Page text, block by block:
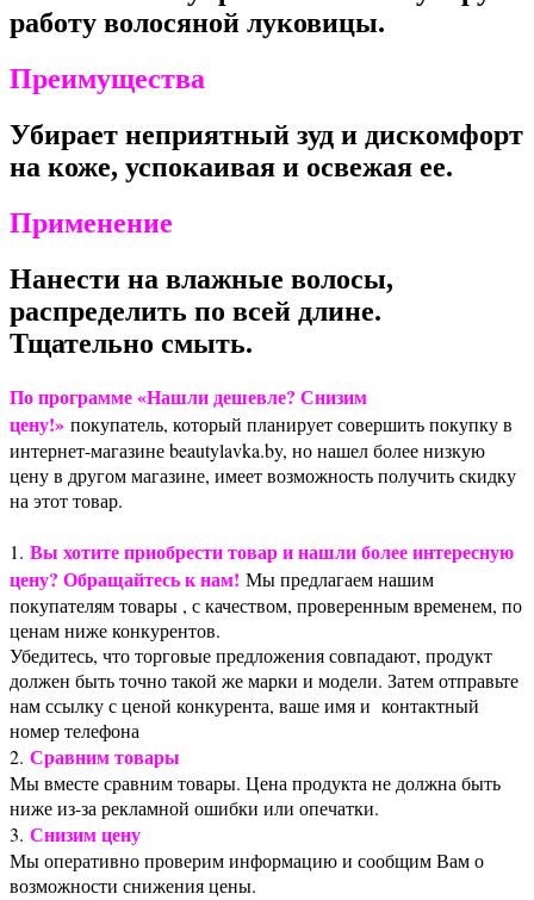
работу волосяной луковицы.
Преимущества
Убирает неприятный зуд и дискомфорт
на коже, успокаивая и освежая ее.
Применение
Нанести на влажные волосы,
распределить по всей длине.
Тщательно смыть.
По программе «Нашли дешевле? Снизим
цену!» покупатель, который планирует совершить покупку в
интернет-магазине beautylavka.by, но нашел более низкую
цену в другом магазине, имеет возможность получить скидку
на этот товар.
1. Вы хотите приобрести товар и нашли более интересную
цену? Обращайтесь к нам! Мы предлагаем нашим
покупателям товары , с качеством, проверенным временем, по
ценам ниже конкурентов.
Убедитесь, что торговые предложения совпадают, продукт
должен быть точно такой же марки и модели. Затем отправьте
нам ссылку с ценой конкурента, ваше имя и контактный
номер телефона
2. Сравним товары
Мы вместе сравним товары. Цена продукта не должна быть
ниже из-за рекламной ошибки или опечатки.
3. Снизим цену
Мы оперативно проверим информацию и сообщим Вам о
возможности снижения цены.